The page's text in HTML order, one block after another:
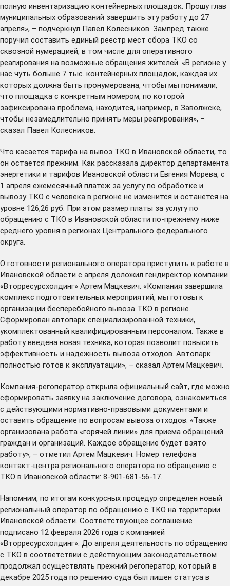
полную инвентаризацию контейнерных площадок. Прошу глав
муниципальных образований завершить эту работу до 27
апреля», – подчеркнул Павел Колесников. Зампред также
поручил составить единый реестр мест сбора ТКО со
сквозной нумерацией, в том числе для оперативного
реагирования на возможные обращения жителей. «В регионе у
нас чуть больше 7 тыс. контейнерных площадок, каждая их
которых должна быть пронумерована, чтобы мы понимали,
что площадка с конкретным номером, по которой
зафиксирована проблема, находится, например, в Заволжске,
чтобы незамедлительно принять меры реагирования», –
сказал Павел Колесников.
Что касается тарифа на вывоз ТКО в Ивановской области, то
он остается прежним. Как рассказала директор департамента
энергетики и тарифов Ивановской области Евгения Морева, с
1 апреля ежемесячный платеж за услугу по обработке и
вывозу ТКО с человека в регионе не изменится и останется на
уровне 126,26 руб. При этом размер платы за услугу по
обращению с ТКО в Ивановской области по-прежнему ниже
среднего уровня в регионах Центрального федерального
округа.
О готовности регионального оператора приступить к работе в
Ивановской области с апреля доложил гендиректор компании
«Вторресурсхолдинг» Артем Мацкевич. «Компания завершила
комплекс подготовительных мероприятий, мы готовы к
организации бесперебойного вывоза ТКО в регионе.
Сформирован автопарк специализированной техники,
укомплектованный квалифицированным персоналом. Также в
работу введена новая техника, которая позволит повысить
эффективность и надежность вывоза отходов. Автопарк
полностью готов к эксплуатации», – сказал Артем Мацкевич.
Компания-регоператор открыла официальный сайт, где можно
сформировать заявку на заключение договора, ознакомиться
с действующими нормативно-правовыми документами и
оставить обращение по вопросам вывоза отходов. «Также
организована работа «горячей линии» для приема обращений
граждан и организаций. Каждое обращение будет взято
работу», – отметил Артем Мацкевич. Номер телефона
контакт-центра регионального оператора по обращению с
ТКО в Ивановской области: 8-901-681-56-17.
Напомним, по итогам конкурсных процедур определен новый
региональный оператор по обращению с ТКО на территории
Ивановской области. Соответствующее соглашение
подписано 12 февраля 2026 года с компанией
«Вторресурсхолдинг». До апреля деятельность по обращению
с ТКО в соответствии с действующим законодательством
продолжал осуществлять прежний регоператор, который в
декабре 2025 года по решению суда был лишен статуса в